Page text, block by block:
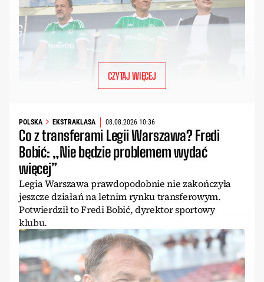
CZYTAJ WIĘCEJ
POLSKA EKSTRAKLASA 08.08.2026 10:36
Co z transferami Legii Warszawa? Fredi
Bobić: „Nie będzie problemem wydać
więcej”
Legia Warszawa prawdopodobnie nie zakończyła
jeszcze działań na letnim rynku transferowym.
Potwierdził to Fredi Bobić, dyrektor sportowy
klubu.